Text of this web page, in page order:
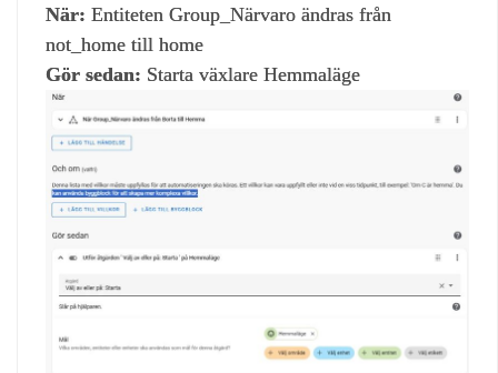
När: Entiteten Group_Närvaro ändras från
not_home till home
Gör sedan: Starta växlare Hemmaläge